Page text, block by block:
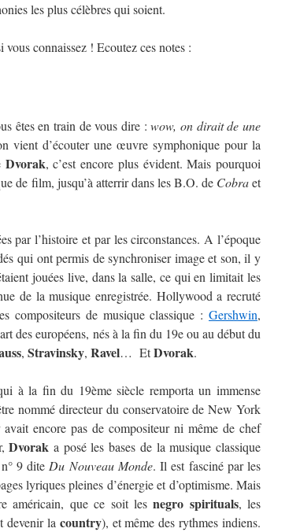
les plus célèbres qui soient.
vous connaissez ! Ecoutez ces notes :
êtes en train de vous dire :wow, on dirait de une
vient d’écouter une œuvre symphonique pour la
Dvorak, c’est encore plus évident. Mais pourquoi
de film, jusqu’à atterrir dans les B.O. de Cobraet
par l’histoire et par les circonstances. A l’époque
qui ont permis de synchroniser image et son, il y
jouées live, dans la salle, ce qui en limitait les
de la musique enregistrée. Hollywood a recruté
compositeurs de musique classique : Gershwin,
des européens, nés à la fin du 19e ou au début du
, Stravinsky, Ravel… EtDvorak.
à la fin du 19ème siècle remporta un immense
nommé directeur du conservatoire de New York
encore pas de compositeur ni même de chef
Dvorak a posé les bases de la musique classique
9 dite Du Nouveau Monde. Il est fasciné par les
lyriques pleines d’énergie et d’optimisme. Mais
américain, que ce soit lesnegro spirituals, les
devenir la country), et même des rythmes indiens.